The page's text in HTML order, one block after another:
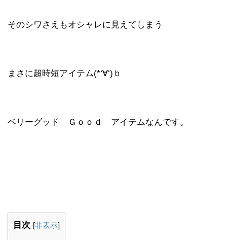
そのシワさえもオシャレに見えてしまう
まさに超時短アイテム(*‘∀‘)ｂ
ベリーグッド Ｇｏｏｄ アイテムなんです。
目次 [非表示]